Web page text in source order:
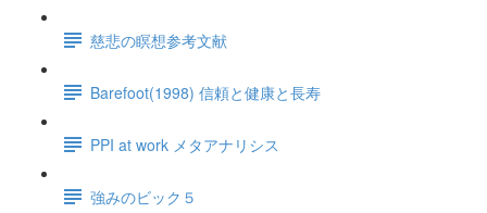
慈悲の瞑想参考文献
Barefoot(1998) 信頼と健康と長寿
PPI at work メタアナリシス
強みのビック５